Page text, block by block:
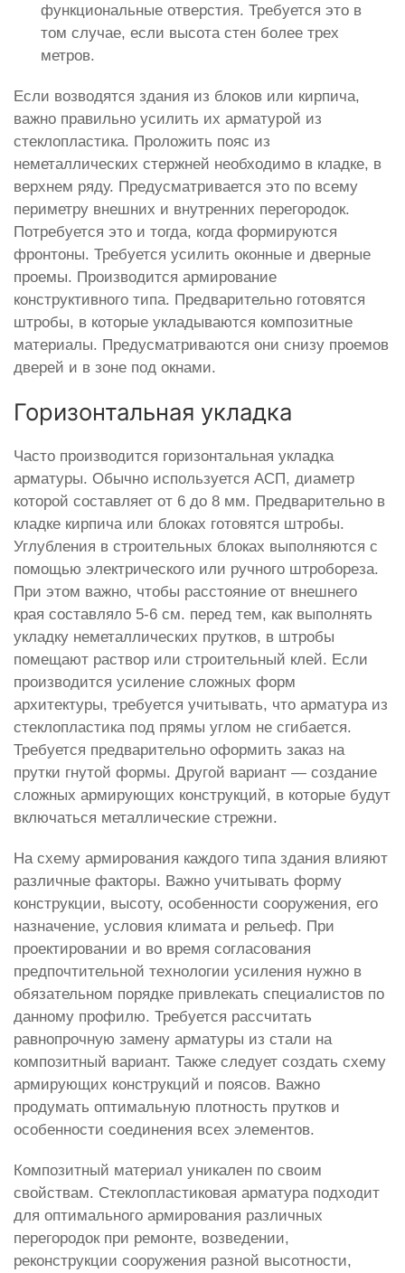
функциональные отверстия. Требуется это в
том случае, если высота стен более трех
метров.
Если возводятся здания из блоков или кирпича,
важно правильно усилить их арматурой из
стеклопластика. Проложить пояс из
неметаллических стержней необходимо в кладке, в
верхнем ряду. Предусматривается это по всему
периметру внешних и внутренних перегородок.
Потребуется это и тогда, когда формируются
фронтоны. Требуется усилить оконные и дверные
проемы. Производится армирование
конструктивного типа. Предварительно готовятся
штробы, в которые укладываются композитные
материалы. Предусматриваются они снизу проемов
дверей и в зоне под окнами.
Горизонтальная укладка
Часто производится горизонтальная укладка
арматуры. Обычно используется АСП, диаметр
которой составляет от 6 до 8 мм. Предварительно в
кладке кирпича или блоках готовятся штробы.
Углубления в строительных блоках выполняются с
помощью электрического или ручного штробореза.
При этом важно, чтобы расстояние от внешнего
края составляло 5-6 см. перед тем, как выполнять
укладку неметаллических прутков, в штробы
помещают раствор или строительный клей. Если
производится усиление сложных форм
архитектуры, требуется учитывать, что арматура из
стеклопластика под прямы углом не сгибается.
Требуется предварительно оформить заказ на
прутки гнутой формы. Другой вариант — создание
сложных армирующих конструкций, в которые будут
включаться металлические стрежни.
На схему армирования каждого типа здания влияют
различные факторы. Важно учитывать форму
конструкции, высоту, особенности сооружения, его
назначение, условия климата и рельеф. При
проектировании и во время согласования
предпочтительной технологии усиления нужно в
обязательном порядке привлекать специалистов по
данному профилю. Требуется рассчитать
равнопрочную замену арматуры из стали на
композитный вариант. Также следует создать схему
армирующих конструкций и поясов. Важно
продумать оптимальную плотность прутков и
особенности соединения всех элементов.
Композитный материал уникален по своим
свойствам. Стеклопластиковая арматура подходит
для оптимального армирования различных
перегородок при ремонте, возведении,
реконструкции сооружения разной высотности,